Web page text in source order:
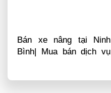
Bán xe nâng tại Ninh
Bình| Mua bán dịch vụ